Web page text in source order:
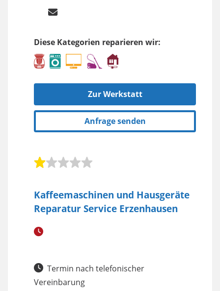
Diese Kategorien reparieren wir:
Zur Werkstatt
Anfrage senden
Kaffeemaschinen und Hausgeräte
Reparatur Service Erzenhausen
Termin nach telefonischer
Vereinbarung